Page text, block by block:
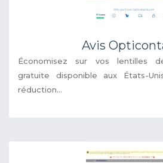
Avis
Économisez sur vos lentilles
gratuite disponible aux États-
réduction...